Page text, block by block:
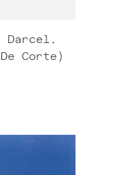
Corte)